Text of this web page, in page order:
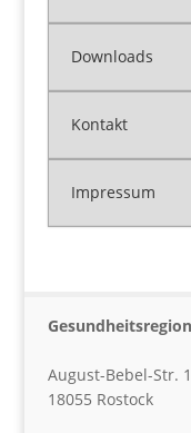
Downloads
Kontakt
Impressum
August-Bebel-Str.
18055 Rostock